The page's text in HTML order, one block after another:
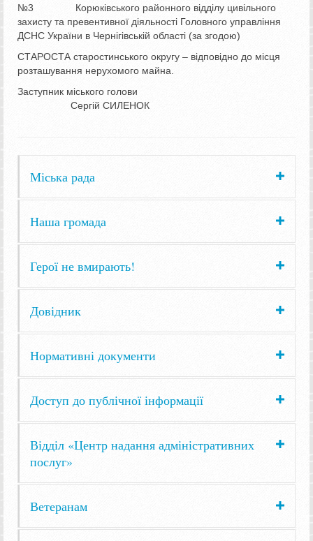
№3 Корюківського районного відділу цивільного
захисту та превентивної діяльності Головного управління
ДСНС України в Чернігівській області (за згодою)
СТАРОСТА старостинського округу – відповідно до місця
розташування нерухомого майна.
Заступник міського голови
Сергій СИЛЕНОК
Міська рада
Наша громада
Герої не вмирають!
Довідник
Нормативні документи
Доступ до публічної інформації
Відділ «Центр надання адміністративних
послуг»
Ветеранам